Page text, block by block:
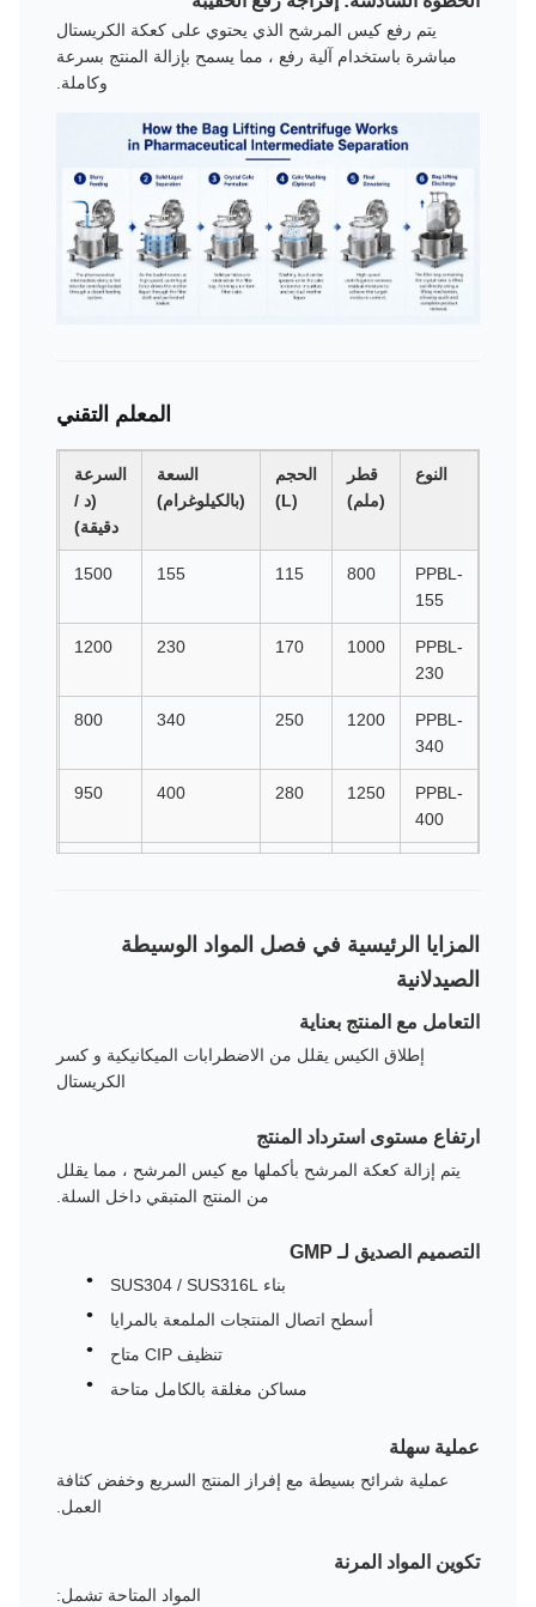
يتم رفع كيس المرشح الذي يحتوي على كعكة الكريستال
مباشرة باستخدام آلية رفع ، مما يسمح بإزالة المنتج بسرعة
وكاملة.
المعلم التقني
النوع
قطر
(ملم)
الحجم
(L)
السعة
(بالكيلوغرام)
السرعة
(د /
دقيقة)
PPBL-
155
800
115
155
1500
PPBL-
230
1000
170
230
1200
PPBL-
340
1200
250
340
800
PPBL-
400
1250
280
400
950
PPBL-
650
PPBL-
650-
1500
المزايا الرئيسية في فصل المواد الوسيطة
الصيدلانية
التعامل مع المنتج بعناية
إطلاق الكيس يقلل من الاضطرابات الميكانيكية و كسر
الكريستال
ارتفاع مستوى استرداد المنتج
يتم إزالة كعكة المرشح بأكملها مع كيس المرشح ، مما يقلل
من المنتج المتبقي داخل السلة.
التصميم الصديق لـ GMP
بناء SUS304 / SUS316L
أسطح اتصال المنتجات الملمعة بالمرايا
تنظيف CIP متاح
مساكن مغلقة بالكامل متاحة
عملية سهلة
عملية شرائح بسيطة مع إفراز المنتج السريع وخفض كثافة
العمل.
تكوين المواد المرنة
المواد المتاحة تشمل: